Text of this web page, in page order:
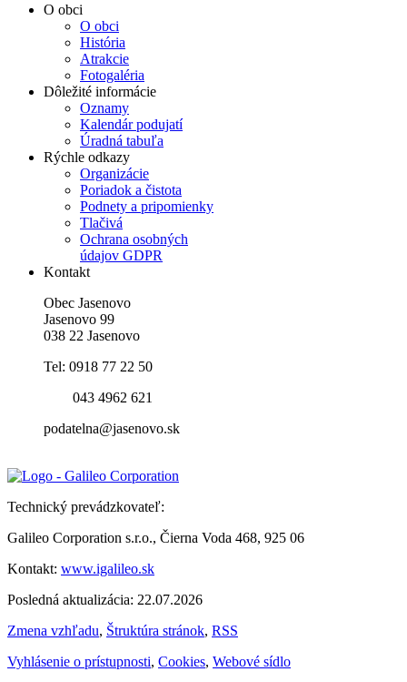
O obci
O obci
História
Atrakcie
Fotogaléria
Dôležité informácie
Oznamy
Kalendár podujatí
Úradná tabuľa
Rýchle odkazy
Organizácie
Poriadok a čistota
Podnety a pripomienky
Tlačivá
Ochrana osobných
údajov GDPR
Kontakt
Obec Jasenovo
Jasenovo 99
038 22 Jasenovo
Tel: 0918 77 22 50
043 4962 621
podatelna@jasenovo.sk
Technický prevádzkovateľ:
Galileo Corporation s.r.o., Čierna Voda 468, 925 06
Kontakt: www.igalileo.sk
Posledná aktualizácia: 22.07.2026
Zmena vzhľadu, Štruktúra stránok, RSS
Vyhlásenie o prístupnosti, Cookies, Webové sídlo